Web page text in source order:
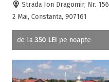
Strada Ion Dragomir, Nr. 156
2 Mai, Constanta, 907161
de la 350 LEI pe noapte